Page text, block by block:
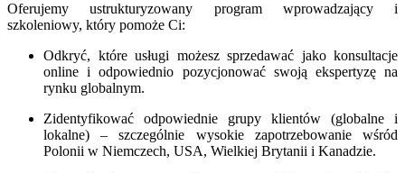
Oferujemy ustrukturyzowany program wprowadzający i
szkoleniowy, który pomoże Ci:
Odkryć, które usługi możesz sprzedawać jako konsultacje
online i odpowiednio pozycjonować swoją ekspertyzę na
rynku globalnym.
Zidentyfikować odpowiednie grupy klientów (globalne i
lokalne) – szczególnie wysokie zapotrzebowanie wśród
Polonii w Niemczech, USA, Wielkiej Brytanii i Kanadzie.